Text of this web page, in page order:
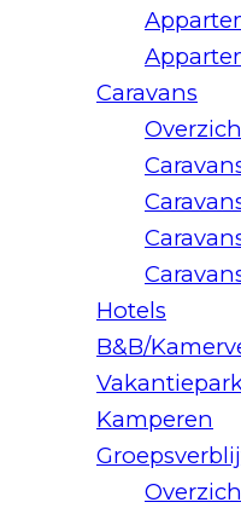
Caravans
Hotels
B&B/
Kamperen